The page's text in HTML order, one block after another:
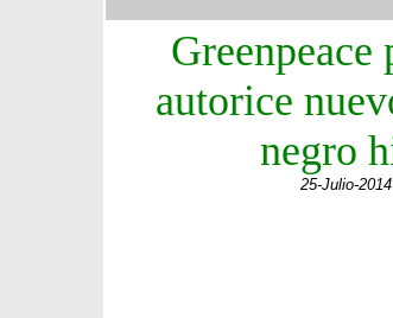
autorice
negro
25-Julio-